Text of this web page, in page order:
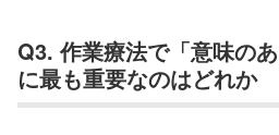
Q3. 作業療法で「意味の
に最も重要なのはどれか